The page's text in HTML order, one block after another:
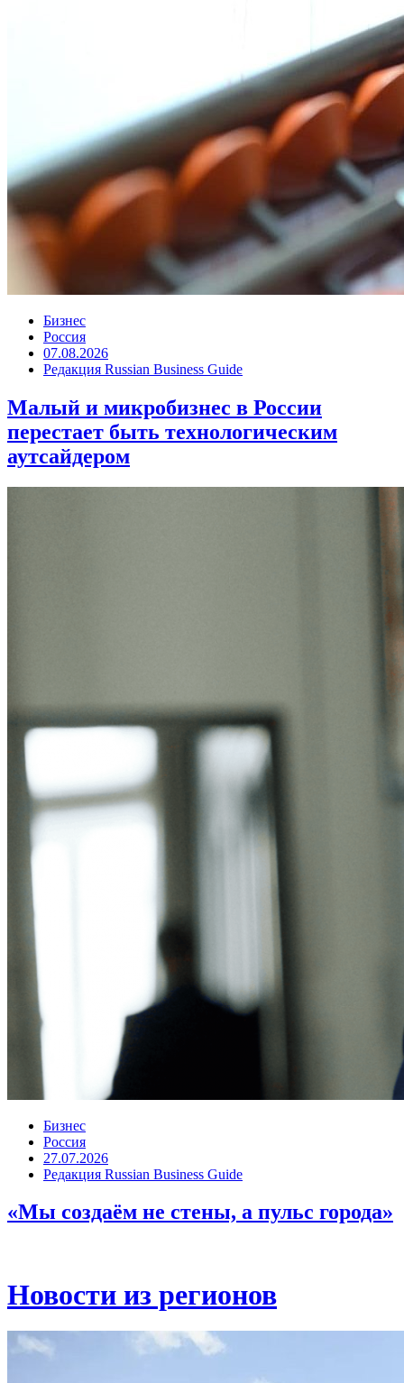
Бизнес
Россия
07.08.2026
Редакция Russian Business Guide
Малый и микробизнес в России
перестает быть технологическим
аутсайдером
Бизнес
Россия
27.07.2026
Редакция Russian Business Guide
«Мы создаём не стены, а пульс города»
Новости из регионов